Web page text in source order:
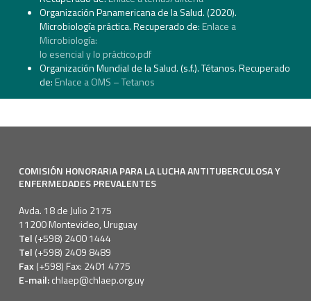
Organización Panamericana de la Salud. (2020).
Microbiología práctica. Recuperado de: Enlace a
Microbiología:
lo esencial y lo práctico.pdf
Organización Mundial de la Salud. (s.f.). Tétanos. Recuperado
de: Enlace a OMS – Tetanos
COMISIÓN HONORARIA PARA LA LUCHA ANTITUBERCULOSA Y
ENFERMEDADES PREVALENTES
Avda. 18 de Julio 2175
11200 Montevideo, Uruguay
Tel (+598) 2400 1444
Tel (+598) 2409 8489
Fax (+598) Fax: 2401 4775
E-mail:chlaep@chlaep.org.uy